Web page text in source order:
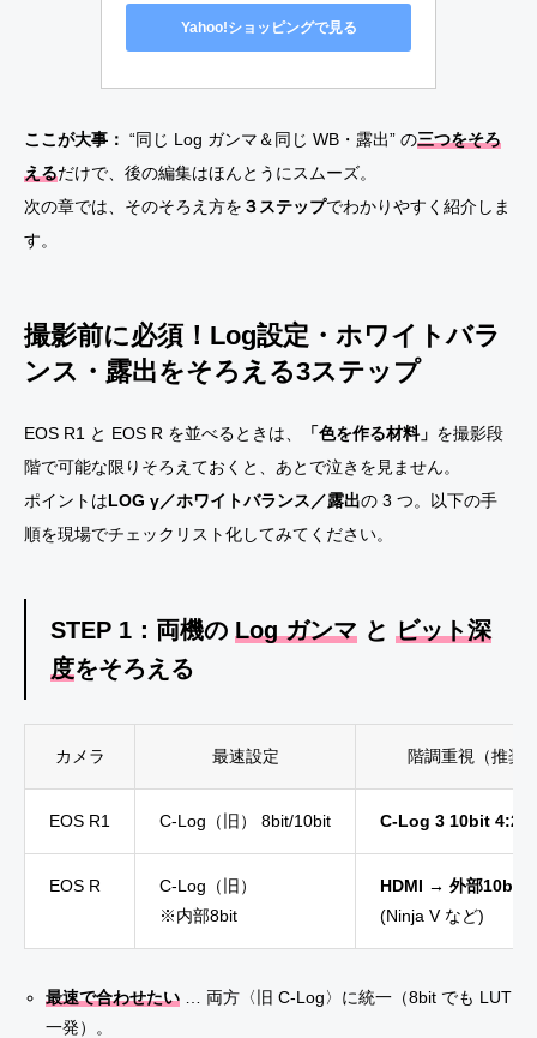
Yahoo!ショッピングで見る
ここが大事： “同じ Log ガンマ＆同じ WB・露出” の三つをそろ
えるだけで、後の編集はほんとうにスムーズ。
次の章では、そのそろえ方を ３ステップでわかりやすく紹介しま
す。
撮影前に必須！Log設定・ホワイトバラ
ンス・露出をそろえる3ステップ
EOS R1 と EOS R を並べるときは、 「色を作る材料」 を撮影段
階で可能な限りそろえておくと、あとで泣きを見ません。
ポイントはLOG γ／ホワイトバランス／露出の 3 つ。以下の手
順を現場でチェックリスト化してみてください。
STEP 1：両機の Log ガンマ と ビット深
度をそろえる
カメラ 最速設定 階調重視（推奨
EOS R1 C-Log（旧） 8bit/10bit C-Log 3 10bit 4:2:2
EOS R
C-Log（旧）
※内部8bit
HDMI → 外部10bit
(Ninja V など)
最速で合わせたい … 両方〈旧 C-Log〉に統一（8bit でも LUT
一発）。